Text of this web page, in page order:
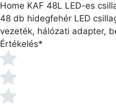
Home KAF 48L LED-es
48 db hidegfehér LED
vezeték, hálózati adapter,
Értékelés*